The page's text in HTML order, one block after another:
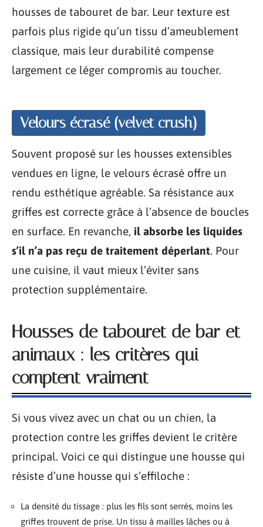
housses de tabouret de bar. Leur texture est
parfois plus rigide qu’un tissu d’ameublement
classique, mais leur durabilité compense
largement ce léger compromis au toucher.
Velours écrasé (velvet crush)
Souvent proposé sur les housses extensibles
vendues en ligne, le velours écrasé offre un
rendu esthétique agréable. Sa résistance aux
griffes est correcte grâce à l’absence de boucles
en surface. En revanche, il absorbe les liquides
s’il n’a pas reçu de traitement déperlant. Pour
une cuisine, il vaut mieux l’éviter sans
protection supplémentaire.
Housses de tabouret de bar et
animaux : les critères qui
comptent vraiment
Si vous vivez avec un chat ou un chien, la
protection contre les griffes devient le critère
principal. Voici ce qui distingue une housse qui
résiste d’une housse qui s’effiloche :
La densité du tissage : plus les fils sont serrés, moins les
griffes trouvent de prise. Un tissu à mailles lâches ou à